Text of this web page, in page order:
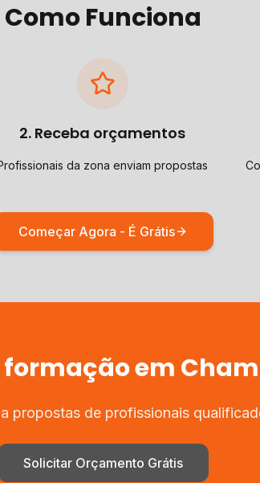
Como Funciona
2. Receba orçamentos
da zona enviam propostas
Começar Agora - É Grátis
formaçãoem
propostas de profissionais
Solicitar Orçamento Grátis